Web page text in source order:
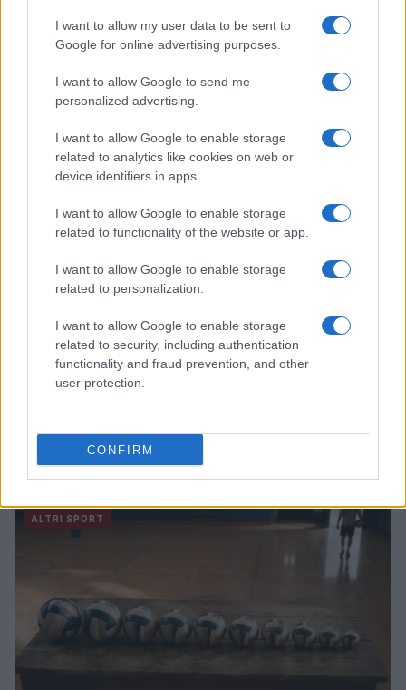
I want to allow my user data to be sent to
Google for online advertising purposes.
I want to allow Google to send me
personalized advertising.
I want to allow Google to enable storage
related to analytics like cookies on web or
device identifiers in apps.
I want to allow Google to enable storage
related to functionality of the website or app.
I want to allow Google to enable storage
related to personalization.
I want to allow Google to enable storage
related to security, including authentication
functionality and fraud prevention, and other
user protection.
CONFIRM
Continua a leggere
Controparete nel padel: tecniche e consigli per
eseguirla al meglio
Francesca Lombardi · 8 Ago 2026
ALTRI SPORT